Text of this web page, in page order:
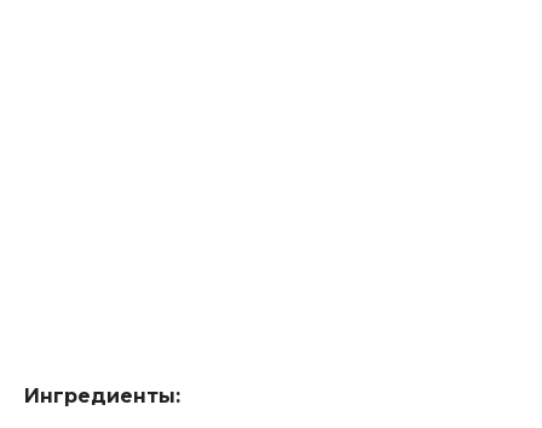
Ингредиенты: